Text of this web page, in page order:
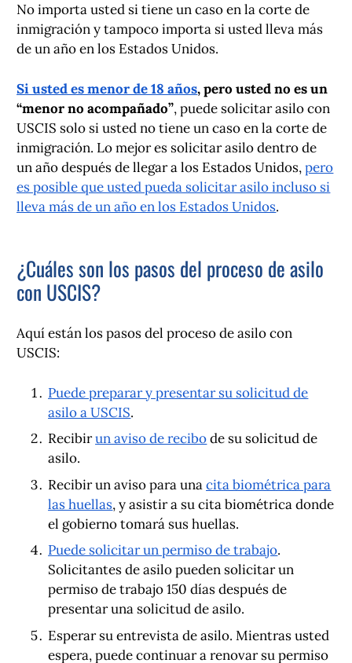
No importa usted si tiene un caso en la corte de
inmigración y tampoco importa si usted lleva más
de un año en los Estados Unidos.
Si usted es menor de 18 años, pero usted no es un
“menor no acompañado”, puede solicitar asilo con
USCIS solo si usted no tiene un caso en la corte de
inmigración. Lo mejor es solicitar asilo dentro de
un año después de llegar a los Estados Unidos,pero
es posible que usted pueda solicitar asilo incluso si
lleva más de un año en los Estados Unidos.
¿Cuáles son los pasos del proceso de asilo
con USCIS?
Aquí están los pasos del proceso de asilo con
USCIS:
Puede preparar y presentar su solicitud de
asilo a USCIS.
Recibirun aviso de recibode su solicitud de
asilo.
Recibir un aviso para unacita biométrica para
las huellas, y asistir a su cita biométrica donde
el gobierno tomará sus huellas.
Puede solicitar un permiso de trabajo.
Solicitantes de asilo pueden solicitar un
permiso de trabajo 150 días después de
presentar una solicitud de asilo.
Esperar su entrevista de asilo. Mientras usted
espera, puede continuar a renovar su permiso